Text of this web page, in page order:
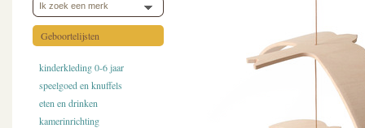
Ik zoek een merk
Geboortelijsten
kinderkleding 0-6 jaar
speelgoed en knuffels
eten en drinken
kamerinrichting